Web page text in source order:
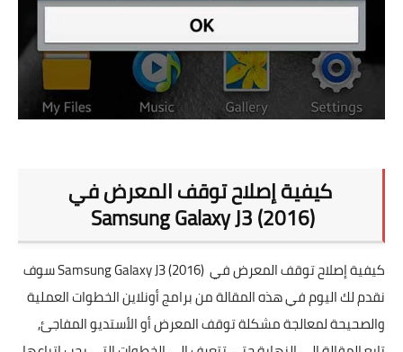
كيفية إصلاح توقف المعرض في
(Samsung Galaxy J3 (2016
كيفية إصلاح توقف المعرض في (Samsung Galaxy J3 (2016 سوف
نقدم لك اليوم في هذه المقالة من برامج أونلاين الخطوات العملية
والصحيحة لمعالجة مشكلة توقف المعرض أو الأستديو المفاجئ,